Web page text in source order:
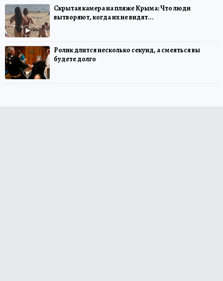
Скрытая камера на пляже Крыма: Что люди
вытворяют, когда их не видят...
Ролик длится несколько секунд, а смеяться вы
будете долго